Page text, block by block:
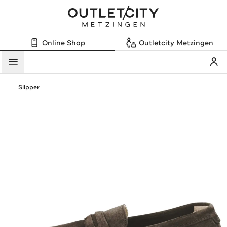
Online Shop Outletcity Metzingen
Menü
Slipper